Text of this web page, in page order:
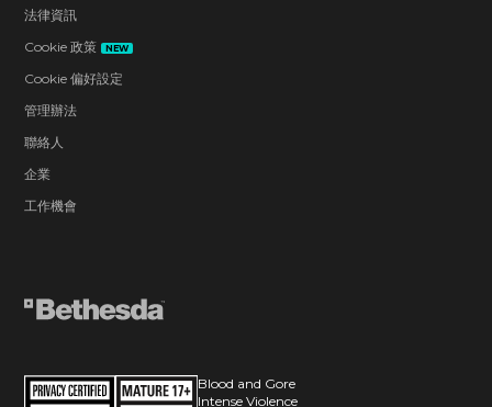
法律資訊
Cookie 政策
NEW
Cookie 偏好設定
管理辦法
聯絡人
企業
工作機會
Blood and Gore
Intense Violence